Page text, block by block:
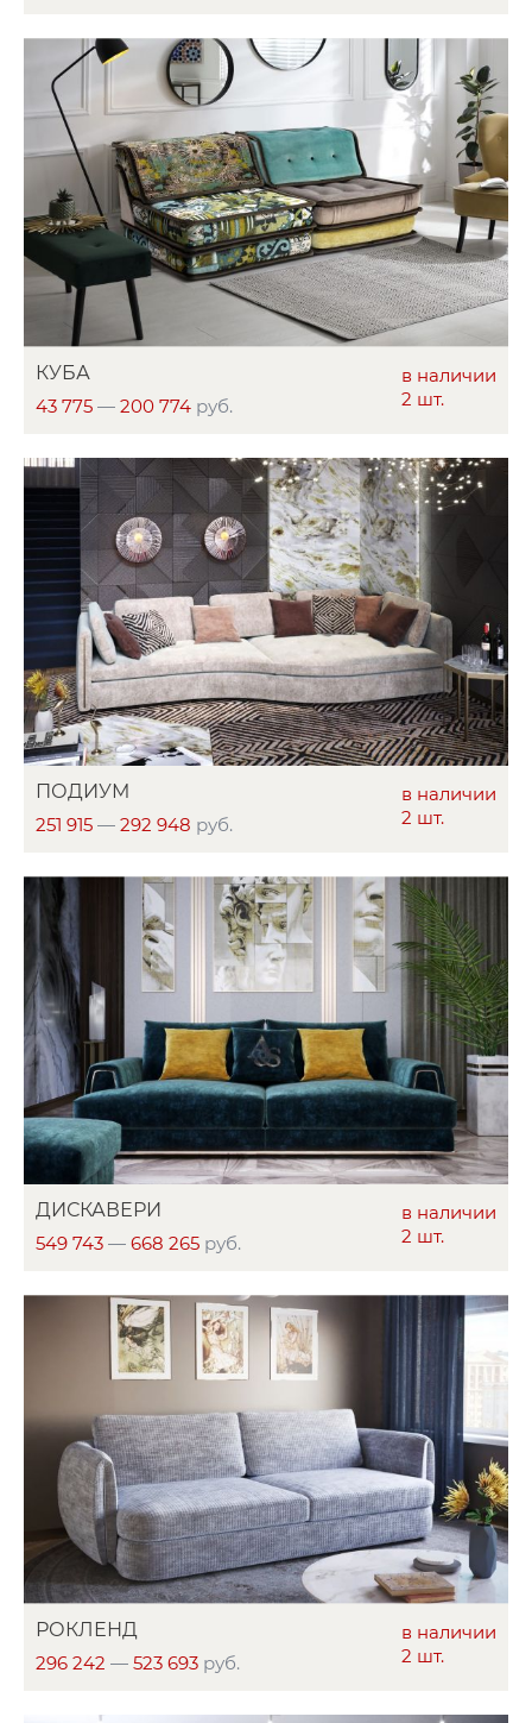
в наличии
2 шт.
КУБА
43 775 — 200 774 руб.
в наличии
2 шт.
ПОДИУМ
251 915 — 292 948 руб.
в наличии
2 шт.
ДИСКАВЕРИ
549 743 — 668 265 руб.
в наличии
2 шт.
РОКЛЕНД
296 242 — 523 693 руб.